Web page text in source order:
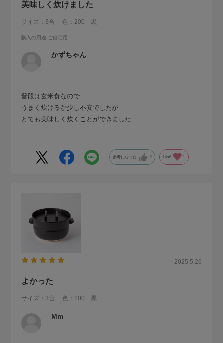
美味しく炊けました
サイズ：3合 色：200 黒
購入の用途:ご自宅用
かずちゃん
普段は玄米食なので
うまく炊けるか少し不安でしたが
とても美味しく炊くことができました
参考になった 2 Like! 1
2025.5.26
よかった
サイズ：3合 色：200 黒
Mm